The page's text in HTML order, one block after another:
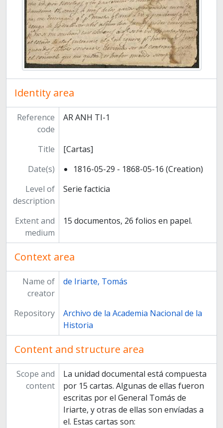
Identity area
Reference
code
AR ANH TI-1
Title
[Cartas]
Date(s)
1816-05-29 - 1868-05-16 (Creation)
Level of
description
Serie facticia
Extent and
medium
15 documentos, 26 folios en papel.
Context area
Name of
creator
de Iriarte, Tomás
Repository
Archivo de la Academia Nacional de la
Historia
Content and structure area
Scope and
content
La unidad documental está compuesta
por 15 cartas. Algunas de ellas fueron
escritas por el General Tomás de
Iriarte, y otras de ellas son envíadas a
el. Estas cartas son: